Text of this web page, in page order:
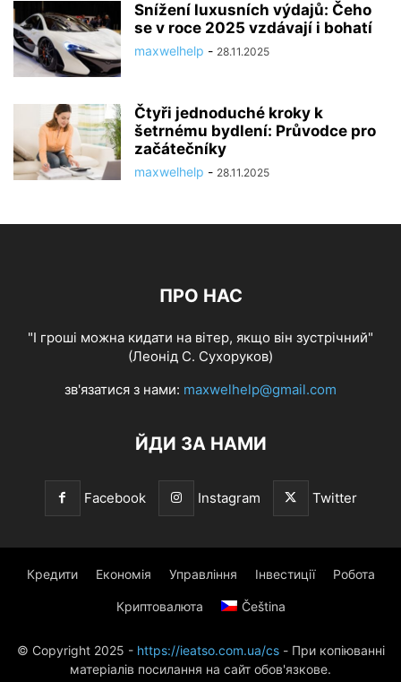
Snížení luxusních výdajů: Čeho
se v roce 2025 vzdávají i bohatí
maxwelhelp - 28.11.2025
Čtyři jednoduché kroky k
šetrnému bydlení: Průvodce pro
začátečníky
maxwelhelp - 28.11.2025
ПРО НАС
"І гроші можна кидати на вітер, якщо він зустрічний"
(Леонід С. Сухоруков)
зв'язатися з нами: maxwelhelp@gmail.com
ЙДИ ЗА НАМИ
Facebook Instagram Twitter
Кредити Економія Управління Інвестиції Робота
Криптовалюта Čeština
© Copyright 2025 - https://ieatso.com.ua/cs- При копіюванні
матеріалів посилання на сайт обов'язкове.